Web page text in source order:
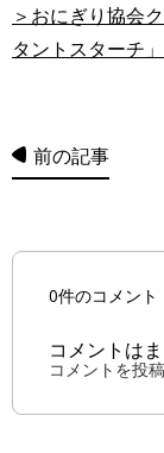
＞おにぎり協会
タントスターチ」
前の記事
0件のコメント
コメントは
コメントを投